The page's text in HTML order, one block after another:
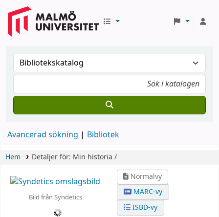
Avancerad sökning Bibliotek
Hem Detaljer för: Min historia /
Bild från Syndetics
Normalvy
MARC-vy
ISBD-vy